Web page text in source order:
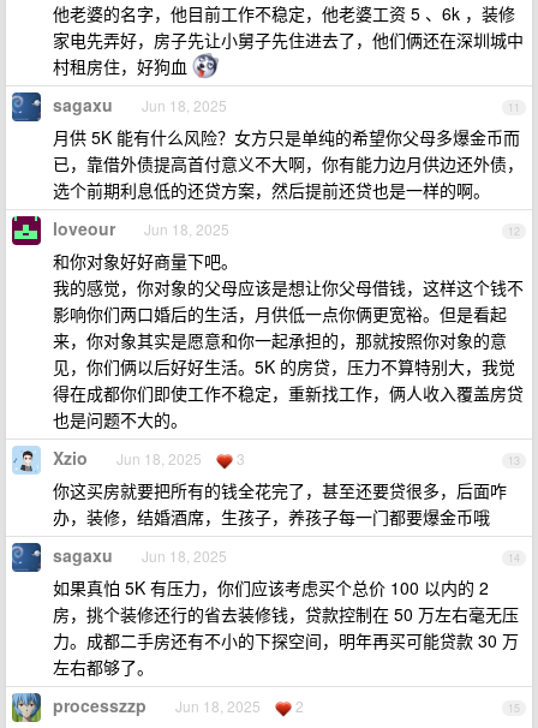
他老婆的名字，他目前工作不稳定，他老婆工资 5 、6k ，装修
家电先弄好，房子先让小舅子先住进去了，他们俩还在深圳城中
村租房住，好狗血
11
sagaxu Jun 18, 2025
月供 5K 能有什么风险？女方只是单纯的希望你父母多爆金币而
已，靠借外债提高首付意义不大啊，你有能力边月供边还外债，
选个前期利息低的还贷方案，然后提前还贷也是一样的啊。
12
loveour Jun 18, 2025
和你对象好好商量下吧。
我的感觉，你对象的父母应该是想让你父母借钱，这样这个钱不
影响你们两口婚后的生活，月供低一点你俩更宽裕。但是看起
来，你对象其实是愿意和你一起承担的，那就按照你对象的意
见，你们俩以后好好生活。5K 的房贷，压力不算特别大，我觉
得在成都你们即使工作不稳定，重新找工作，俩人收入覆盖房贷
也是问题不大的。
13
Xzio Jun 18, 2025 3
你这买房就要把所有的钱全花完了，甚至还要贷很多，后面咋
办，装修，结婚酒席，生孩子，养孩子每一门都要爆金币哦
14
sagaxu Jun 18, 2025
如果真怕 5K 有压力，你们应该考虑买个总价 100 以内的 2
房，挑个装修还行的省去装修钱，贷款控制在 50 万左右毫无压
力。成都二手房还有不小的下探空间，明年再买可能贷款 30 万
左右都够了。
15
processzzp Jun 18, 2025 2